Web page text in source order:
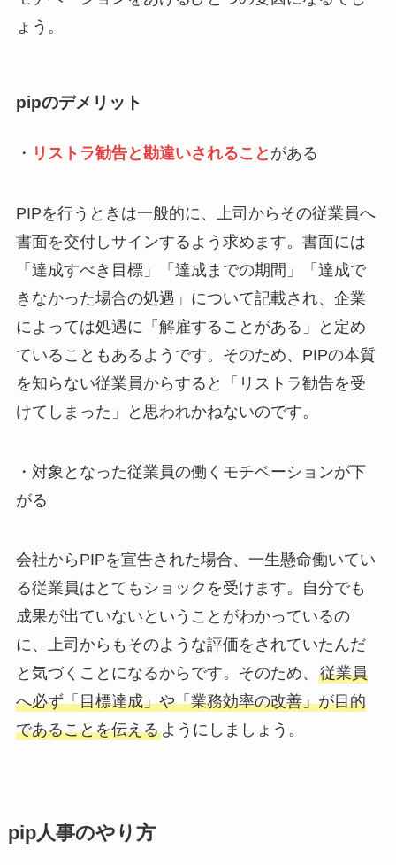
ょう。
pipのデメリット
・ リストラ勧告と勘違いされること がある
PIPを行うときは一般的に、上司からその従業員へ
書面を交付しサインするよう求めます。書面には
「達成すべき目標」「達成までの期間」「達成で
きなかった場合の処遇」について記載され、企業
によっては処遇に「解雇することがある」と定め
ていることもあるようです。そのため、PIPの本質
を知らない従業員からすると「リストラ勧告を受
けてしまった」と思われかねないのです。
・対象となった従業員の働くモチベーションが下
がる
会社からPIPを宣告された場合、一生懸命働いてい
る従業員はとてもショックを受けます。自分でも
成果が出ていないということがわかっているの
に、上司からもそのような評価をされていたんだ
と気づくことになるからです。そのため、 従業員
へ必ず「目標達成」や「業務効率の改善」が目的
であることを伝えるようにしましょう。
pip人事のやり方